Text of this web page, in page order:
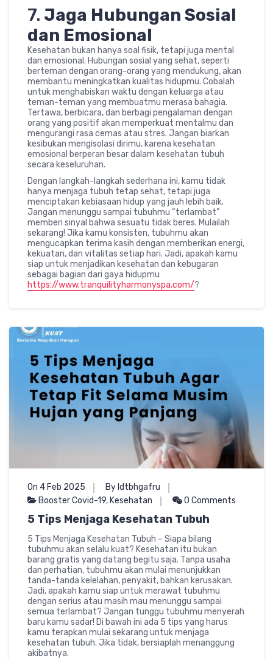
7. Jaga Hubungan Sosial
dan Emosional
Kesehatan bukan hanya soal fisik, tetapi juga mental
dan emosional. Hubungan sosial yang sehat, seperti
berteman dengan orang-orang yang mendukung, akan
membantu meningkatkan kualitas hidupmu. Cobalah
untuk menghabiskan waktu dengan keluarga atau
teman-teman yang membuatmu merasa bahagia.
Tertawa, berbicara, dan berbagi pengalaman dengan
orang yang positif akan memperkuat mentalmu dan
mengurangi rasa cemas atau stres. Jangan biarkan
kesibukan mengisolasi dirimu, karena kesehatan
emosional berperan besar dalam kesehatan tubuh
secara keseluruhan.
Dengan langkah-langkah sederhana ini, kamu tidak
hanya menjaga tubuh tetap sehat, tetapi juga
menciptakan kebiasaan hidup yang jauh lebih baik.
Jangan menunggu sampai tubuhmu “terlambat”
memberi sinyal bahwa sesuatu tidak beres. Mulailah
sekarang! Jika kamu konsisten, tubuhmu akan
mengucapkan terima kasih dengan memberikan energi,
kekuatan, dan vitalitas setiap hari. Jadi, apakah kamu
siap untuk menjadikan kesehatan dan kebugaran
sebagai bagian dari gaya hidupmu
https://www.tranquilityharmonyspa.com/?
On 4 Feb 2025
By ldtbhgafru
Booster Covid-19, Kesehatan 0 Comments
5 Tips Menjaga Kesehatan Tubuh
5 Tips Menjaga Kesehatan Tubuh – Siapa bilang
tubuhmu akan selalu kuat? Kesehatan itu bukan
barang gratis yang datang begitu saja. Tanpa usaha
dan perhatian, tubuhmu akan mulai menunjukkan
tanda-tanda kelelahan, penyakit, bahkan kerusakan.
Jadi, apakah kamu siap untuk merawat tubuhmu
dengan serius atau masih mau menunggu sampai
semua terlambat? Jangan tunggu tubuhmu menyerah
baru kamu sadar! Di bawah ini ada 5 tips yang harus
kamu terapkan mulai sekarang untuk menjaga
kesehatan tubuh. Jika tidak, bersiaplah menanggung
akibatnya.